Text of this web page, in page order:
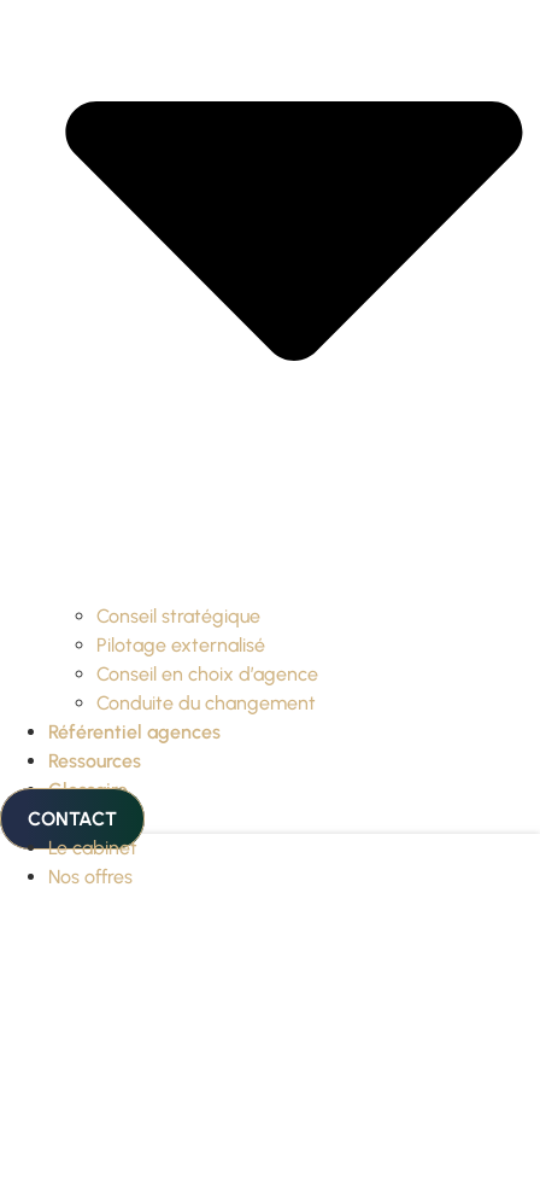
Conseil stratégique
Pilotage externalisé
Conseil en choix d’agence
Conduite du changement
Référentiel agences
Ressources
Glossaire
CONTACT
Le cabinet
Nos offres